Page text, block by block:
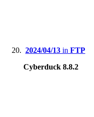
2024/04/13 in FTP
Cyberduck 8.8.2